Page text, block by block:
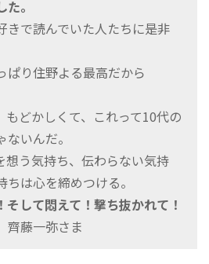
。
きで読んでいた人たちに是非
ぱり住野よる最高だから
もどかしくて、これって10代の
いんだ。
想う気持ち、伝わらない気持
は心を締めつける。
して悶えて！撃ち抜かれて！
齊藤一弥さま